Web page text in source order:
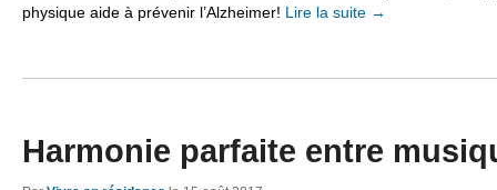
physique aide à prévenir l’Alzheimer! Lire la suite →
Harmonie parfaite entre